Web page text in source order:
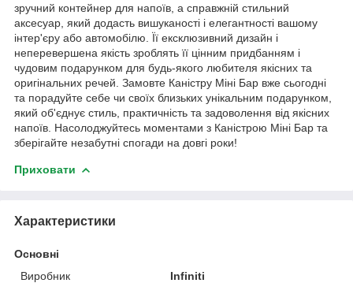
зручний контейнер для напоїв, а справжній стильний
аксесуар, який додасть вишуканості і елегантності вашому
інтер'єру або автомобілю. Її ексклюзивний дизайн і
неперевершена якість зроблять її цінним придбанням і
чудовим подарунком для будь-якого любителя якісних та
оригінальних речей. Замовте Каністру Міні Бар вже сьогодні
та порадуйте себе чи своїх близьких унікальним подарунком,
який об'єднує стиль, практичність та задоволення від якісних
напоїв. Насолоджуйтесь моментами з Каністрою Міні Бар та
зберігайте незабутні спогади на довгі роки!
Приховати
Характеристики
Основні
Виробник
Infiniti